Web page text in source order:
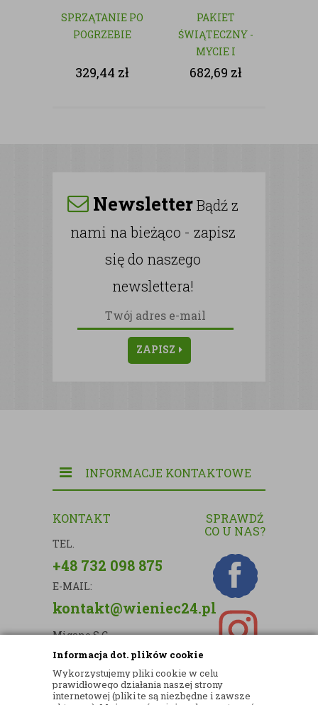
Informacja dot. plików cookie
Wykorzystujemy pliki cookie w celu
prawidłowego działania naszej strony
internetowej (pliki te są niezbędne i zawsze
SPRZĄTANIE PO
POGRZEBIE
329,44 zł
PAKIET
ŚWIĄTECZNY -
MYCIE I
CZYSZCZENIE
682,69 zł
NewsletterBądź z
nami na bieżąco - zapisz
się do naszego
newslettera!
ZAPISZ
INFORMACJE KONTAKTOWE
KONTAKT
TEL.
+48 732 098 875
E-MAIL:
kontakt@wieniec24.pl
Migano S.C.
ul. Kartograficzna 88c/m33
03-290 Warszawa
NIP: 5242813637
SPRAWDŹ
CO U NAS?